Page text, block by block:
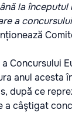
la
a
Concursului
anul acesta
după ce
a câştigat